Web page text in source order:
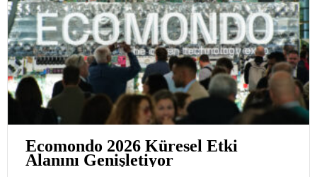
Ecomondo 2026 Küresel Etki
Alanını Genişletiyor